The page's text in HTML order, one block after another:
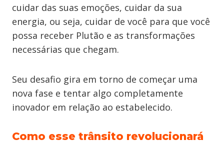
cuidar das suas emoções, cuidar da sua
energia, ou seja, cuidar de você para que você
possa receber Plutão e as transformações
necessárias que chegam.
Seu desafio gira em torno de começar uma
nova fase e tentar algo completamente
inovador em relação ao estabelecido.
Como esse trânsito revolucionará